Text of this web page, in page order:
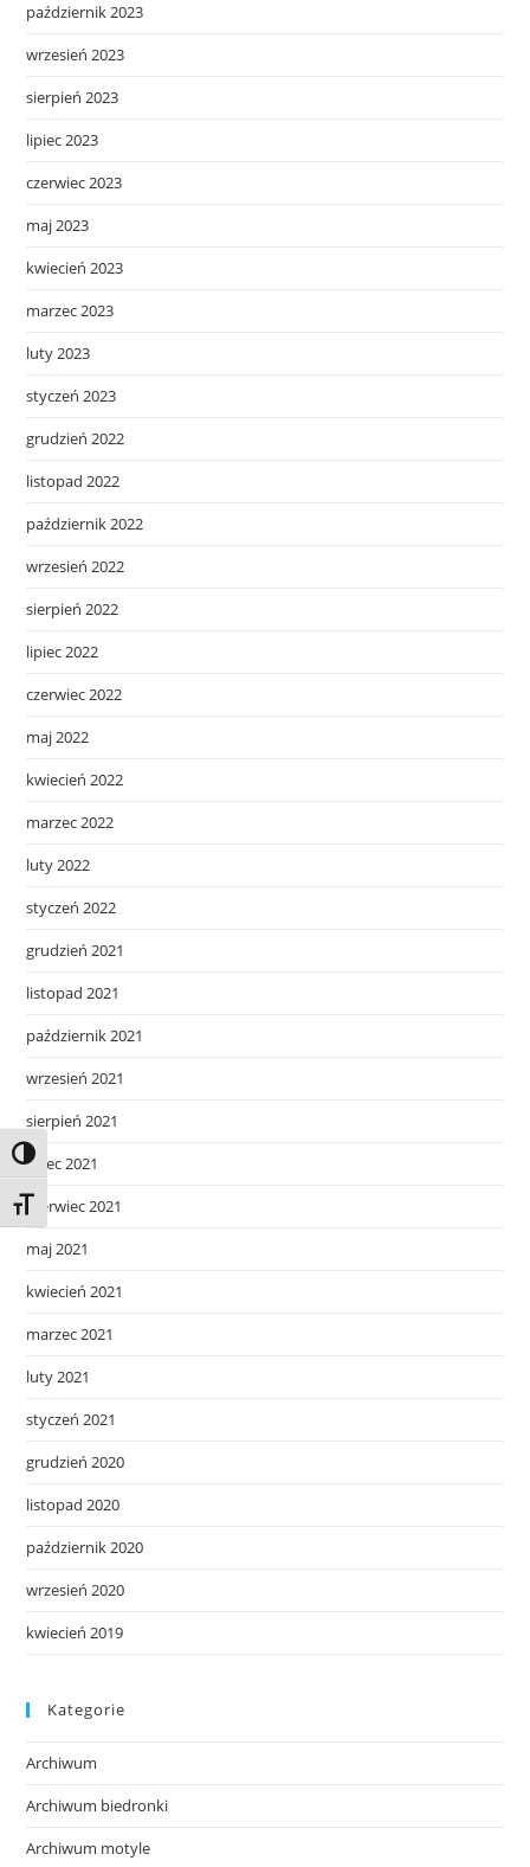
Toggle High Contrast
Toggle Font size
październik 2023
wrzesień 2023
sierpień 2023
lipiec 2023
czerwiec 2023
maj 2023
kwiecień 2023
marzec 2023
luty 2023
styczeń 2023
grudzień 2022
listopad 2022
październik 2022
wrzesień 2022
sierpień 2022
lipiec 2022
czerwiec 2022
maj 2022
kwiecień 2022
marzec 2022
luty 2022
styczeń 2022
grudzień 2021
listopad 2021
październik 2021
wrzesień 2021
sierpień 2021
lipiec 2021
czerwiec 2021
maj 2021
kwiecień 2021
marzec 2021
luty 2021
styczeń 2021
grudzień 2020
listopad 2020
październik 2020
wrzesień 2020
kwiecień 2019
Kategorie
Archiwum
Archiwum biedronki
Archiwum motyle